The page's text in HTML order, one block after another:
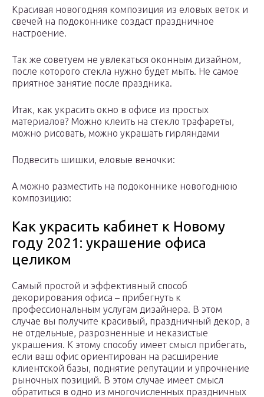
Красивая новогодняя композиция из еловых веток и
свечей на подоконнике создаст праздничное
настроение.
Так же советуем не увлекаться оконным дизайном,
после которого стекла нужно будет мыть. Не самое
приятное занятие после праздника.
Итак, как украсить окно в офисе из простых
материалов? Можно клеить на стекло трафареты,
можно рисовать, можно украшать гирляндами
Подвесить шишки, еловые веночки:
А можно разместить на подоконнике новогоднюю
композицию:
Как украсить кабинет к Новому
году 2021: украшение офиса
целиком
Самый простой и эффективный способ
декорирования офиса – прибегнуть к
профессиональным услугам дизайнера. В этом
случае вы получите красивый, праздничный декор, а
не отдельные, разрозненные и неказистые
украшения. К этому способу имеет смысл прибегать,
если ваш офис ориентирован на расширение
клиентской базы, поднятие репутации и упрочнение
рыночных позиций. В этом случае имеет смысл
обратиться в одно из многочисленных праздничных